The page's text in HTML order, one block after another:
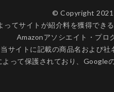
© Copyright 2021
てサイトが紹介料を獲得でき
Amazonアソシエイト・プロ
当サイトに記載の商品名および社
って保護されており、Google